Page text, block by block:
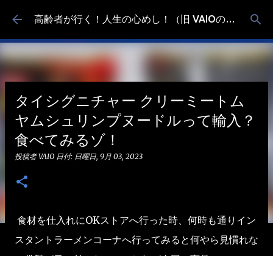
スキップしてメイン コンテンツに移動 高齢者が行く！人生の心めし！（旧 VAIOの食べ歩き）
タイシグニチャー クリーミートム
ヤムシュリンプヌードルって輸入？
食べてみるゾ！
投稿者VAIO 日付: 日曜日, 9月 03, 2023
食材を仕入れにOKストアへ行った時、何時も通りイン
スタントラーメンコーナへ行ってみると何やら見慣れな